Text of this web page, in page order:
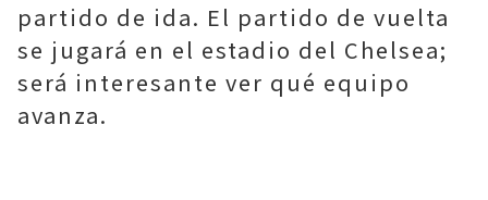
partido de ida. El partido de vuelta
se jugará en el estadio del Chelsea;
será interesante ver qué equipo
avanza.